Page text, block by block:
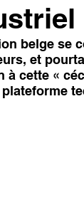
belge se
et
cette «